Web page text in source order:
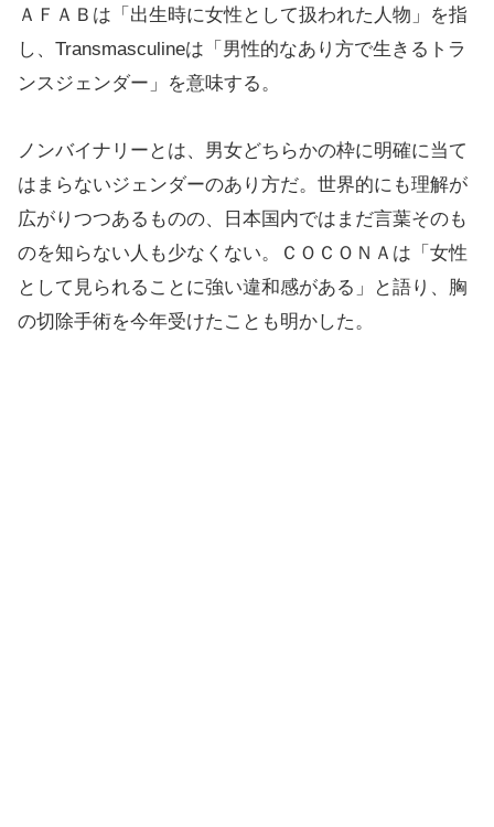
ＡＦＡＢは「出生時に女性として扱われた人物」を指
し、Transmasculineは「男性的なあり方で生きるトラ
ンスジェンダー」を意味する。
ノンバイナリーとは、男女どちらかの枠に明確に当て
はまらないジェンダーのあり方だ。世界的にも理解が
広がりつつあるものの、日本国内ではまだ言葉そのも
のを知らない人も少なくない。ＣＯＣＯＮＡは「女性
として見られることに強い違和感がある」と語り、胸
の切除手術を今年受けたことも明かした。